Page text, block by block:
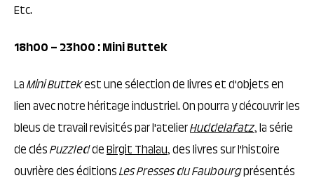
Etc.
18h00 – 23h00 :Mini Buttek
LaMiniButtekest une sélection de livres et d'objets en
lien avec notre héritage industriel. On pourra y découvrir les
bleus de travail revisités par l'atelierHuddelafatz, la série
de clésPuzzleddeBirgit Thalau, des livres sur l'histoire
ouvrière des éditionsLes Presses du Faubourgprésentés